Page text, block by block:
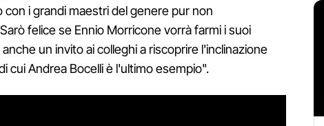
i grandi maestri del genere pur non
felice se Ennio Morricone vorrà farmi i suoi
un invito ai colleghi a riscoprire l'inclinazione
cui Andrea Bocelli è l'ultimo esempio".